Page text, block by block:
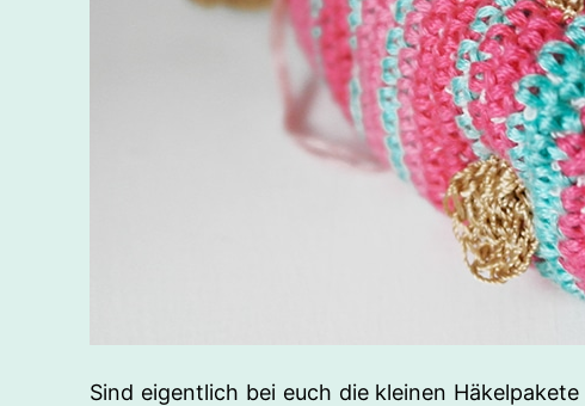
Sind eigentlich bei euch die kleinen